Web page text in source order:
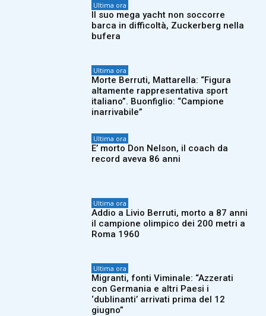
Ultima ora
Il suo mega yacht non soccorre
barca in difficoltà, Zuckerberg nella
bufera
Ultima ora
Morte Berruti, Mattarella: “Figura
altamente rappresentativa sport
italiano”. Buonfiglio: “Campione
inarrivabile”
Ultima ora
E’ morto Don Nelson, il coach da
record aveva 86 anni
Ultima ora
Addio a Livio Berruti, morto a 87 anni
il campione olimpico dei 200 metri a
Roma 1960
Ultima ora
Migranti, fonti Viminale: “Azzerati
con Germania e altri Paesi i
‘dublinanti’ arrivati prima del 12
giugno”